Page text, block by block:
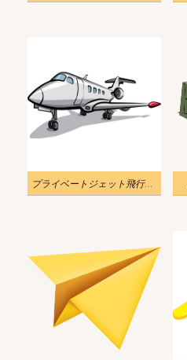
プライベートジェット飛行機のイラスト